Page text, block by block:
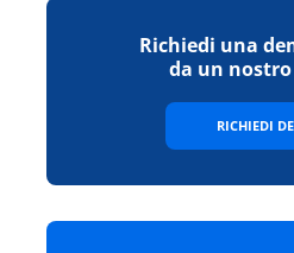
Richiedi una
da un
RICHIEDI